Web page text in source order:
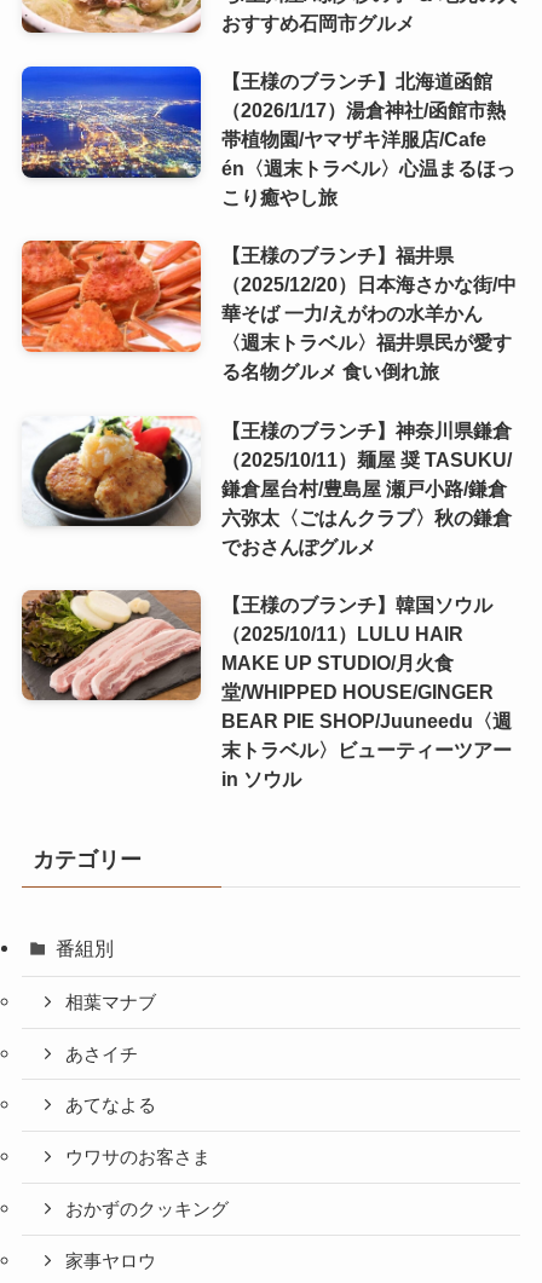
おすすめ石岡市グルメ
【王様のブランチ】北海道函館
（2026/1/17）湯倉神社/函館市熱
帯植物園/ヤマザキ洋服店/Cafe
én〈週末トラベル〉心温まるほっ
こり癒やし旅
【王様のブランチ】福井県
（2025/12/20）日本海さかな街/中
華そば 一力/えがわの水羊かん
〈週末トラベル〉福井県民が愛す
る名物グルメ 食い倒れ旅
【王様のブランチ】神奈川県鎌倉
（2025/10/11）麺屋 奨 TASUKU/
鎌倉屋台村/豊島屋 瀬戸小路/鎌倉
六弥太〈ごはんクラブ〉秋の鎌倉
でおさんぽグルメ
【王様のブランチ】韓国ソウル
（2025/10/11）LULU HAIR
MAKE UP STUDIO/月火食
堂/WHIPPED HOUSE/GINGER
BEAR PIE SHOP/Juuneedu〈週
末トラベル〉ビューティーツアー
in ソウル
カテゴリー
番組別
相葉マナブ
あさイチ
あてなよる
ウワサのお客さま
おかずのクッキング
家事ヤロウ